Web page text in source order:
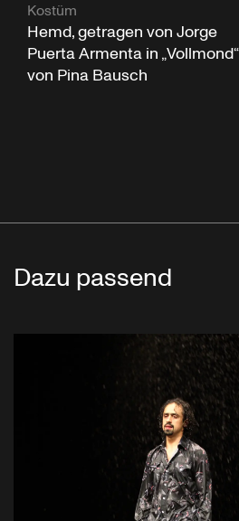
Kostüm
Hemd, getragen von Jorge
Puerta Armenta in „Vollmond“
von Pina Bausch
Dazu passend